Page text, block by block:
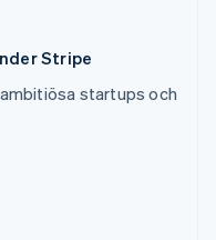
Stripe
startups och